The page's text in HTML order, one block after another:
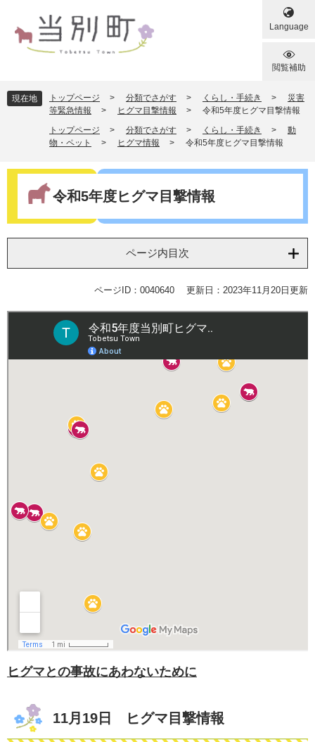
でば
へ
Language
閲覧補助
現在地 トップページ > 分類でさがす > くらし・手続き >
災害
等緊急情報
> ヒグマ目撃情報 >
令和5年度ヒグマ目撃情報
トップページ
> 分類でさがす > くらし・手続き >
動
物・ペット
> ヒグマ情報 > 令和5年度ヒグマ目撃情報
令和5年度ヒグマ目撃情報
ページ内目次
ページID：0040640 更新日：2023年11月20日更新
ヒグマとの事故にあわないために
11月19日 ヒグマ目撃情報